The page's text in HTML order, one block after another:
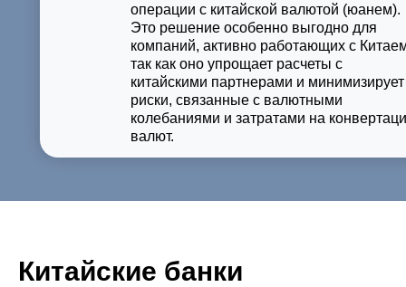
операции с китайской валютой (юанем).
Это решение особенно выгодно для
компаний, активно работающих с
так как оно упрощает расчеты с
китайскими партнерами и минимизирует
риски, связанные с валютными
колебаниями и затратами на
валют.
Китайские банки